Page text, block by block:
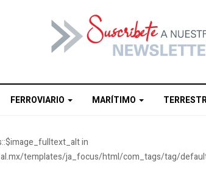
FERROVIARIO MARÍTIMO